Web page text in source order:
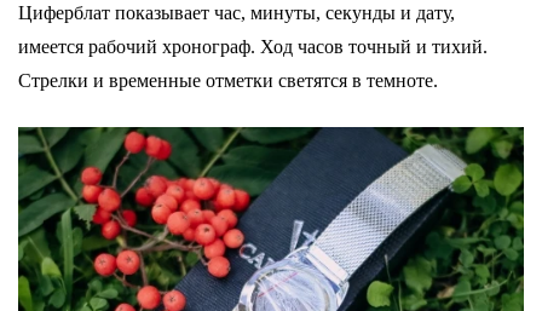
Циферблат показывает час, минуты, секунды и дату,
имеется рабочий хронограф. Ход часов точный и тихий.
Стрелки и временные отметки светятся в темноте.